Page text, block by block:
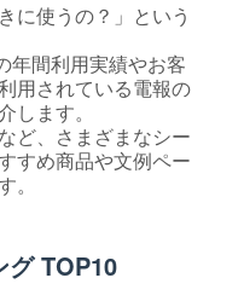
に使うの？」という
年間利用実績やお客
用されている電報の
します。
ど、さまざまなシー
すめ商品や文例ペー
グ TOP10